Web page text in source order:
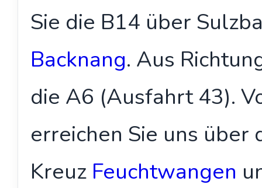
Sie die B14 über
Backnang. Aus
die A6 (Ausfahrt 43).
erreichen Sie uns über
Kreuz Feuchtwangen